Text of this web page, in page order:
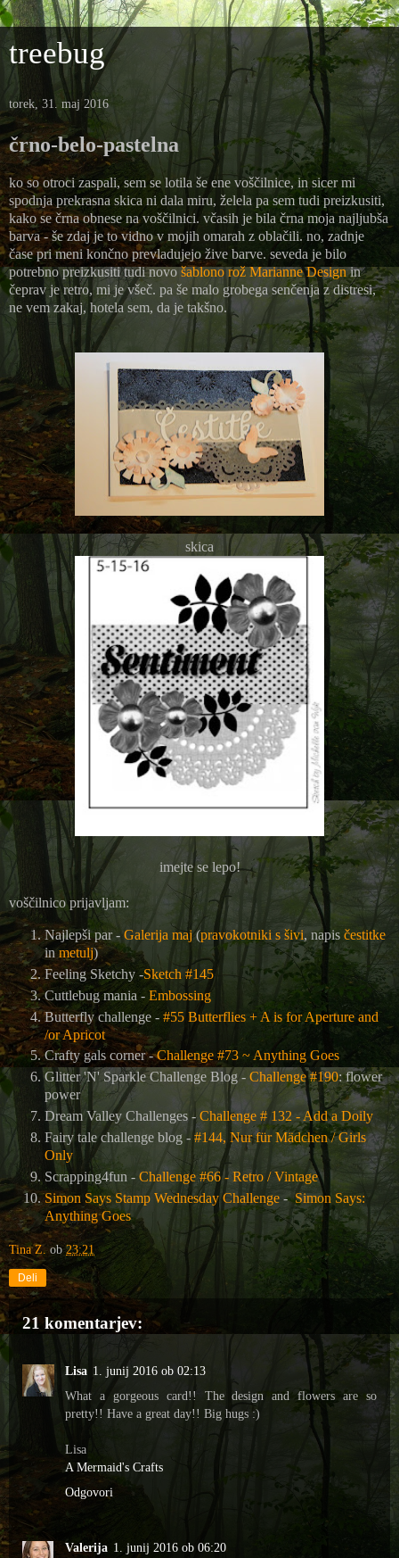
treebug
torek, 31. maj 2016
črno-belo-pastelna
ko so otroci zaspali, sem se lotila še ene voščilnice, in sicer mi
spodnja prekrasna skica ni dala miru, želela pa sem tudi preizkusiti,
kako se črna obnese na voščilnici. včasih je bila črna moja najljubša
barva - še zdaj je to vidno v mojih omarah z oblačili. no, zadnje
čase pri meni končno prevladujejo žive barve. seveda je bilo
potrebno preizkusiti tudi novošablono rož Marianne Designin
čeprav je retro, mi je všeč. pa še malo grobega senčenja z distresi,
ne vem zakaj, hotela sem, da je takšno.
skica
imejte se lepo!
voščilnico prijavljam:
Najlepši par - Galerija maj(pravokotniki s šivi, napis čestitke
inmetulj)
Feeling Sketchy -Sketch #145
Cuttlebug mania - Embossing
Butterfly challenge - #55 Butterflies + A is for Aperture and
/or Apricot
Crafty gals corner -Challenge #73 ~ Anything Goes
Glitter 'N' Sparkle Challenge Blog - Challenge #190: flower
power
Dream Valley Challenges -Challenge # 132 - Add a Doily
Fairy tale challenge blog - #144, Nur für Mädchen / Girls
Only
Scrapping4fun - Challenge #66 - Retro / Vintage
Simon Says Stamp Wednesday Challenge - Simon Says:
Anything Goes
Tina Z. ob23:21
Deli
21 komentarjev:
Lisa 1. junij 2016 ob 02:13
What a gorgeous card!! The design and flowers are so
pretty!! Have a great day!! Big hugs :)
Lisa
A Mermaid's Crafts
Odgovori
Valerija 1. junij 2016 ob 06:20